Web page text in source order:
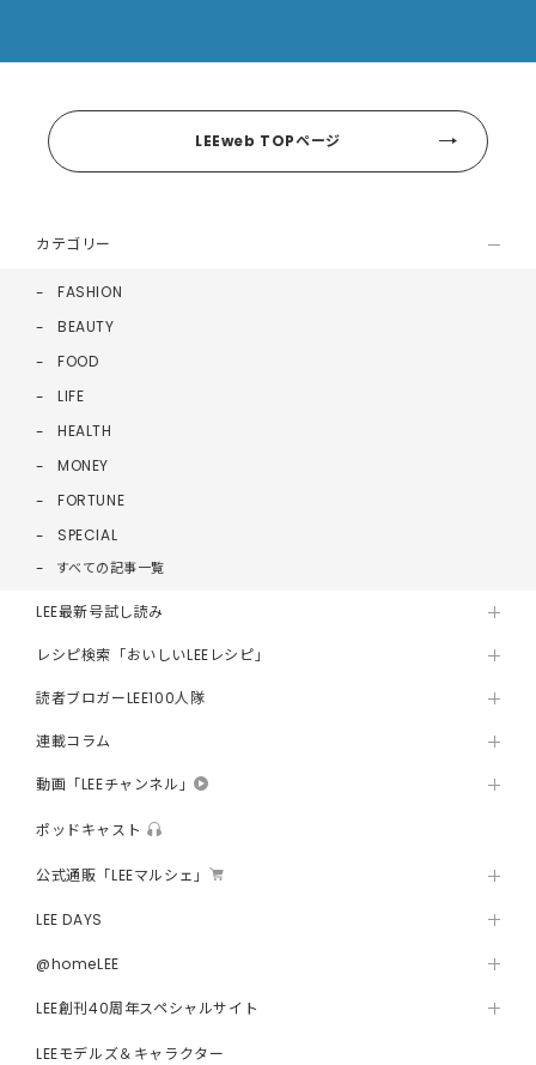
LEEweb TOPページ
カテゴリー
FASHION
BEAUTY
FOOD
LIFE
HEALTH
MONEY
FORTUNE
SPECIAL
すべての記事一覧
LEE最新号試し読み
レシピ検索「おいしいLEEレシピ」
読者ブロガーLEE100人隊
連載コラム
動画「LEEチャンネル」
ポッドキャスト
公式通販「LEEマルシェ」
LEE DAYS
@homeLEE
LEE創刊40周年スペシャルサイト
LEEモデルズ＆キャラクター